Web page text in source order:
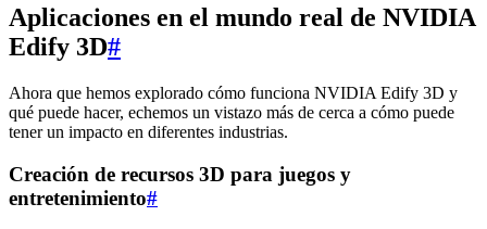
Aplicaciones en el mundo real de NVIDIA
Edify 3D#
Ahora que hemos explorado cómo funciona NVIDIA Edify 3D y
qué puede hacer, echemos un vistazo más de cerca a cómo puede
tener un impacto en diferentes industrias.
Creación de recursos 3D para juegos y
entretenimiento#